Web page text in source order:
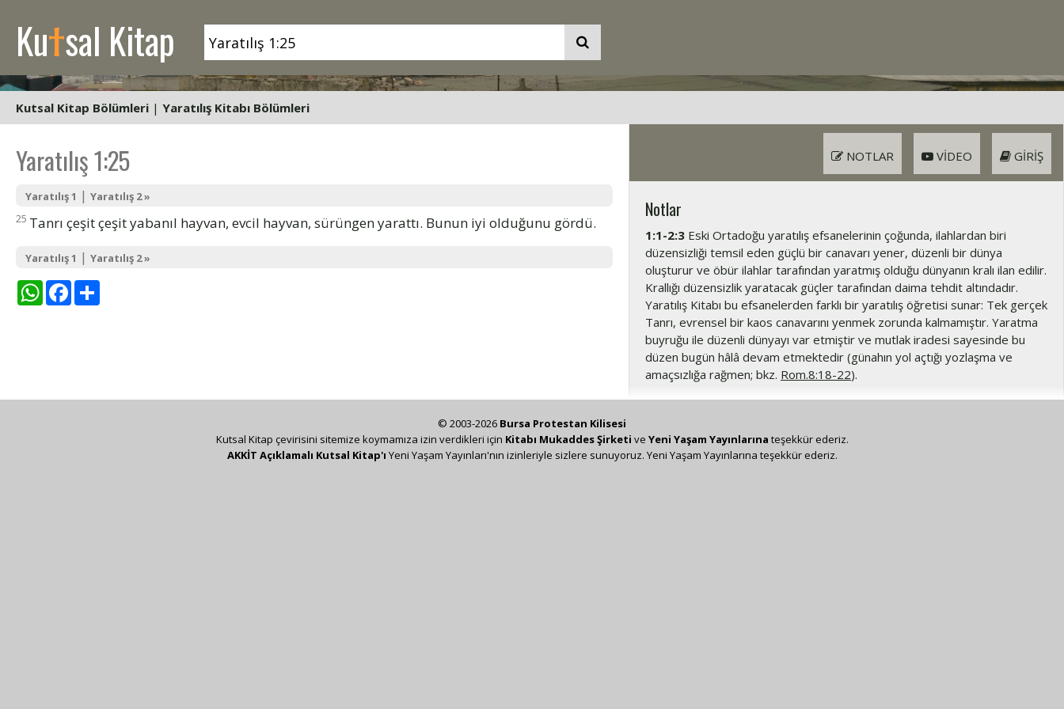
Kutsal Kitap
Kutsal Kitap Bölümleri | Yaratılış Kitabı Bölümleri
Yaratılış 1:25
Yaratılış 1 | Yaratılış 2 »
25 Tanrı çeşit çeşit yabanıl hayvan, evcil hayvan, sürüngen yarattı. Bunun iyi olduğunu gördü.
Yaratılış 1 | Yaratılış 2 »
WhatsAppFacebook
GIRIŞ
VIDEO
NOTLAR
Notlar
1:1-2:3 Eski Ortadoğu yaratılış efsanelerinin çoğunda, ilahlardan biri
düzensizliği temsil eden güçlü bir canavarı yener, düzenli bir dünya
oluşturur ve öbür ilahlar tarafından yaratmış olduğu dünyanın kralı ilan edilir.
Krallığı düzensizlik yaratacak güçler tarafından daima tehdit altındadır.
Yaratılış Kitabı bu efsanelerden farklı bir yaratılış öğretisi sunar: Tek gerçek
Tanrı, evrensel bir kaos canavarını yenmek zorunda kalmamıştır. Yaratma
buyruğu ile düzenli dünyayı var etmiştir ve mutlak iradesi sayesinde bu
düzen bugün hâlâ devam etmektedir (günahın yol açtığı yozlaşma ve
amaçsızlığa rağmen; bkz. Rom.8:18-22).
© 2003-2026 Bursa Protestan Kilisesi
Kutsal Kitap çevirisini sitemize koymamıza izin verdikleri için Kitabı Mukaddes Şirketi ve Yeni Yaşam Yayınlarına teşekkür ederiz.
AKKİT Açıklamalı Kutsal Kitap'ı Yeni Yaşam Yayınları'nın izinleriyle sizlere sunuyoruz. Yeni Yaşam Yayınlarına teşekkür ederiz.